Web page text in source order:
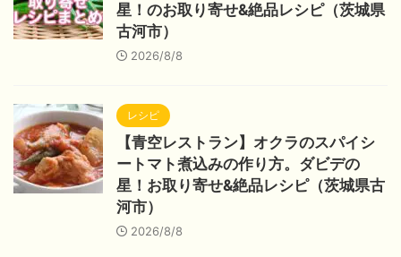
星！のお取り寄せ&絶品レシピ（茨城県
古河市）
2026/8/8
レシピ
【青空レストラン】オクラのスパイシ
ートマト煮込みの作り方。ダビデの
星！お取り寄せ&絶品レシピ（茨城県古
河市）
2026/8/8